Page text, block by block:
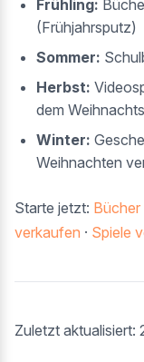
Frühling:
(Frühjahrsputz)
Sommer:
Herbst:
dem
Winter:
Weihnachten
Starte jetzt:
verkaufen · Spiele
Zuletzt aktualisiert: